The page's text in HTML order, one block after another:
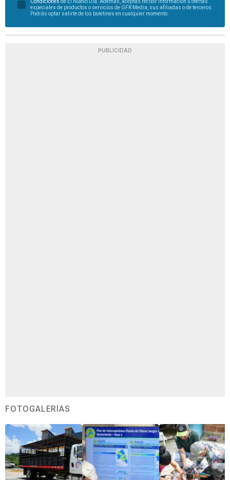
Condiciones de El Nuevo Día. Además, aceptas recibir información u ofertas
especiales de productos o servicios de GFR Media, sus afiliadas o de terceros.
Podrás optar salirte de los boletines en cualquier momento.
PUBLICIDAD
FOTOGALERÍAS